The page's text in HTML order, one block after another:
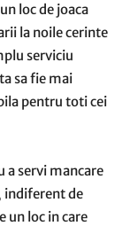
loc de joaca
la noile cerinte
serviciu
sa fie mai
pentru toti cei
a servi mancare
indiferent de
un loc in care